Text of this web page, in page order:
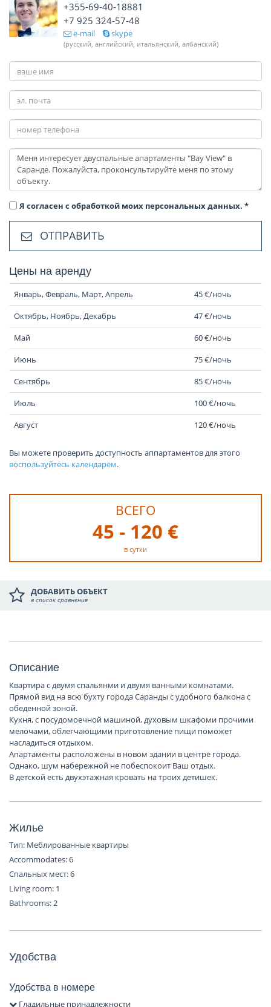
+355-69-40-18881
+7 925 324-57-48
e-mail skype
(русский, английский, итальянский, албанский)
Я согласен с обработкой моих персональных данных. *
ОТПРАВИТЬ
Цены на аренду
Январь, Февраль, Март, Апрель
45 €/ночь
Октябрь, Ноябрь, Декабрь
47 €/ночь
Май
60 €/ночь
Июнь
75 €/ночь
Сентябрь
85 €/ночь
Июль
100 €/ночь
Август
120 €/ночь
Вы можете проверить доступность аппартаментов для этого
воспользуйтесь календарем.
ВСЕГО
45 - 120 €
в сутки
ДОБАВИТЬ ОБЪЕКТ
в список сравнения
Описание
Квартира с двумя спальянми и двумя ванными комнатами.
Прямой вид на всю бухту города Саранды с удобного балкона с
обеденной зоной.
Кухня, с посудомоечной машиной, духовым шкафоми прочими
мелочами, облегчающими приготовление пищи поможет
насладиться отдыхом.
Апартаменты расположены в новом здании в центре города.
Однако, шум набережной не побеспокоит Ваш отдых.
В детской есть двухэтажная кровать на троих детишек.
Жилье
Тип: Меблированные квартиры
Accommodates: 6
Спальных мест: 6
Living room: 1
Bathrooms: 2
Удобства
Удобства в номере
Гладильные принадлежности